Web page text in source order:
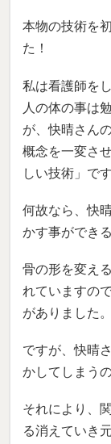
本物の技術を
た！
私は看護師を
人の体の事は
が、快晴さん
概念を一変さ
しい技術」です
何故なら、快
かす事ができ
骨の形を変え
れていますの
がありました。
ですが、快晴
かしてしまう
それにより、
る消えていき